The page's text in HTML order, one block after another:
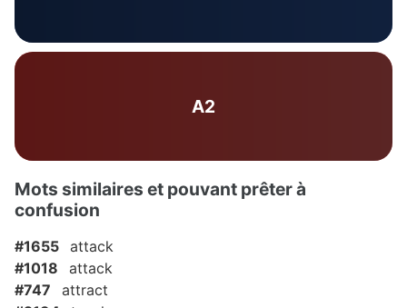
A2
Mots similaires et pouvant prêter à
confusion
#1655 attack
#1018
attack
#747
attract